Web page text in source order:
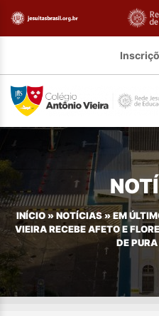
INÍCIO » NOTÍCIAS»EM
VIEIRA RECEBE AFETO E
DE